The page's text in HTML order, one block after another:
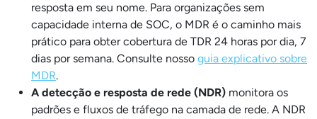
resposta em seu nome. Para organizações sem
capacidade interna de SOC, o MDR é o caminho mais
prático para obter cobertura de TDR 24 horas por dia, 7
dias por semana. Consulte nosso guia explicativo sobre
MDR.
A detecção e resposta de rede (NDR) monitora os
padrões e fluxos de tráfego na camada de rede. A NDR